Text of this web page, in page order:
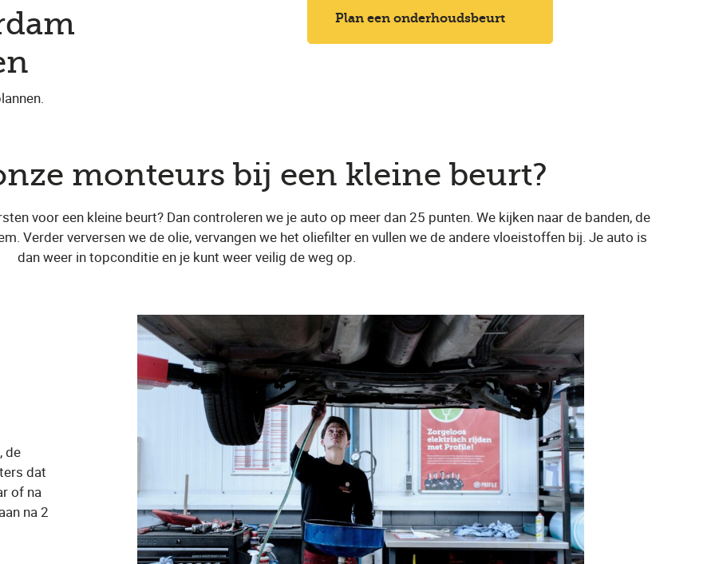
Plan een onderhoudsbeurt
monteurs bij een kleine beurt?
voor een kleine beurt? Dan controleren we je auto op meer dan 25 punten. We kijken naar de banden, de
Verder verversen we de olie, vervangen we het oliefilter en vullen we de andere vloeistoffen bij. Je auto is
dan weer in topconditie en je kunt weer veilig de weg op.
de
dat
of na
na 2